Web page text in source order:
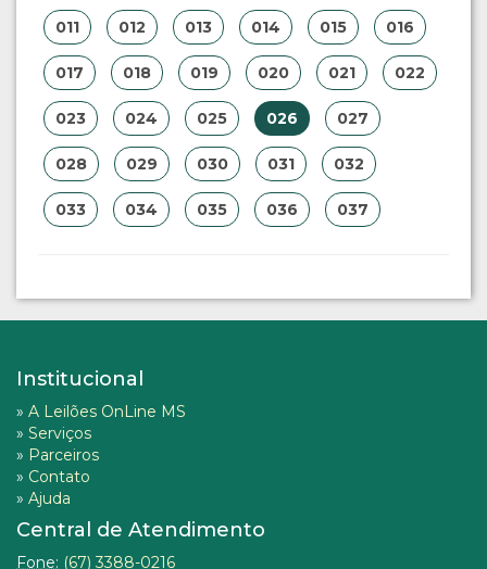
011 012 013 014 015 016
017 018 019 020 021 022
023 024 025 026 027
028 029 030 031 032
033 034 035 036 037
Institucional
» A Leilões OnLine MS
» Serviços
» Parceiros
» Contato
» Ajuda
Central de Atendimento
Fone: (67) 3388-0216